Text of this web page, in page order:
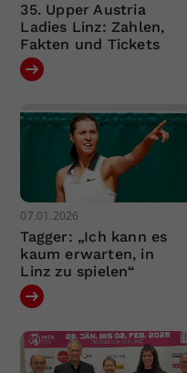
35. Upper Austria
Ladies Linz: Zahlen,
Fakten und Tickets
07.01.2026
Tagger: „Ich kann es
kaum erwarten, in
Linz zu spielen“